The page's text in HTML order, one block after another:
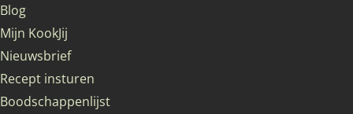
Blog
Mijn KookJij
Nieuwsbrief
Recept insturen
Boodschappenlijst